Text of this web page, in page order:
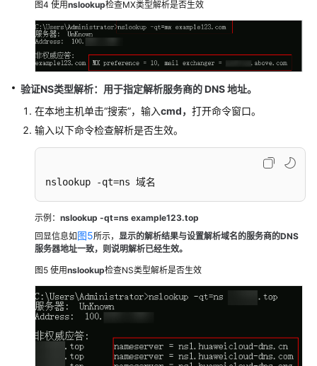
图4 使用nslookup检查MX类型解析是否生效
验证NS类型解析：用于指定解析服务商的 DNS 地址。
在本地主机单击“搜索”，输入cmd， 打开命令窗口。
输入以下命令检查解析是否生效。
nslookup -qt=ns 域名
示例： nslookup -qt=ns example123.top
回显信息如图5所示， 显示的解析结果与设置解析域名的服务商的DNS
服务器地址一致，则说明解析已经生效。
图5 使用nslookup检查NS类型解析是否生效